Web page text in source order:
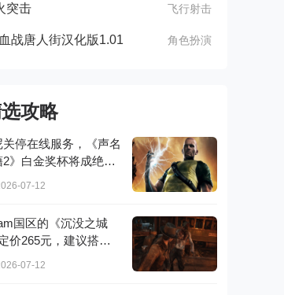
突击 飞行射击
战唐人街汉化版1.01 角色扮演
攻略
关停在线服务，《声名
2》白金奖杯将成绝
07-12
国区的《沉没之城
价265元，建议搭配4
07-12